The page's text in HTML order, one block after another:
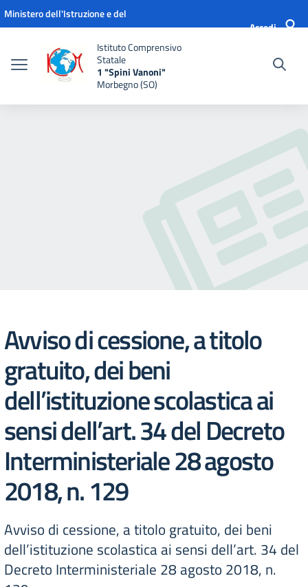
Vai ai contenuti
Vai al menu di navigazione
Vai al footer
Ministero dell'Istruzione e del
Accedi
Istituto Comprensivo
Statale
1 "Spini Vanoni"
Morbegno (SO)
Avviso di cessione, a titolo
gratuito, dei beni
dell’istituzione scolastica ai
sensi dell’art. 34 del Decreto
Interministeriale 28 agosto
2018, n. 129
Avviso di cessione, a titolo gratuito, dei beni
dell’istituzione scolastica ai sensi dell’art. 34 del
Decreto Interministeriale 28 agosto 2018, n.